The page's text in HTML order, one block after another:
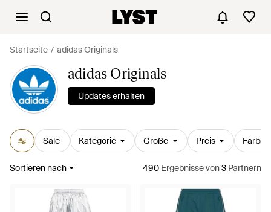
Startseite adidas Originals
adidas Originals
Updates erhalten
Sale Kategorie Größe Preis Farbe
Sortieren nach 490 Ergebnissevon3 Partnern